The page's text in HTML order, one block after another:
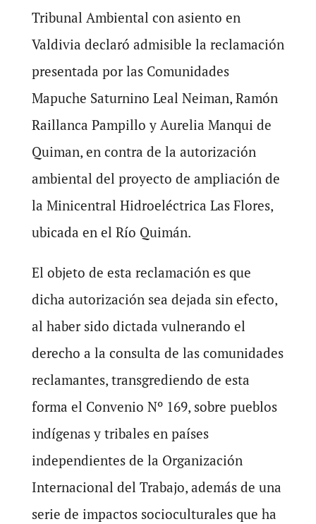
Tribunal Ambiental con asiento en
Valdivia declaró admisible la reclamación
presentada por las Comunidades
Mapuche Saturnino Leal Neiman, Ramón
Raillanca Pampillo y Aurelia Manqui de
Quiman, en contra de la autorización
ambiental del proyecto de ampliación de
la Minicentral Hidroeléctrica Las Flores,
ubicada en el Río Quimán.
El objeto de esta reclamación es que
dicha autorización sea dejada sin efecto,
al haber sido dictada vulnerando el
derecho a la consulta de las comunidades
reclamantes, transgrediendo de esta
forma el Convenio Nº 169, sobre pueblos
indígenas y tribales en países
independientes de la Organización
Internacional del Trabajo, además de una
serie de impactos socioculturales que ha